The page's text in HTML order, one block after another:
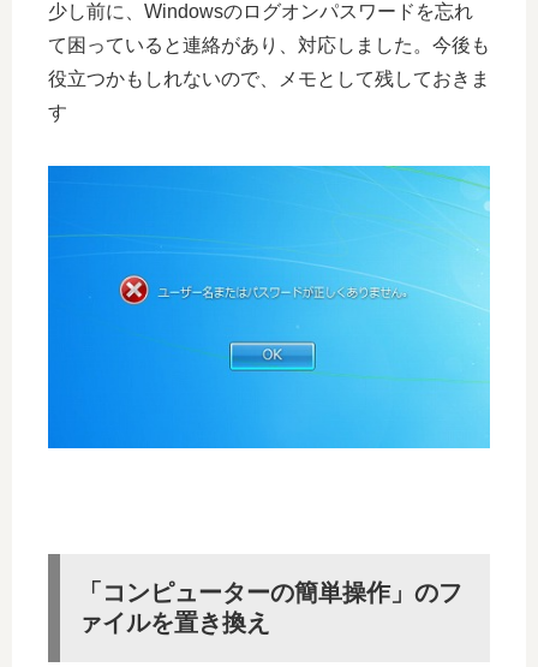
少し前に、Windowsのログオンパスワードを忘れ
て困っていると連絡があり、対応しました。今後も
役立つかもしれないので、メモとして残しておきま
す
「コンピューターの簡単操作」のフ
ァイルを置き換え